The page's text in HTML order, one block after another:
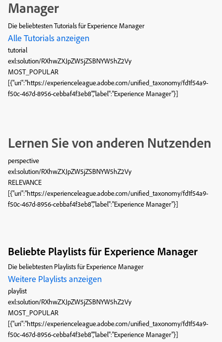
Manager
Die beliebtesten Tutorials für Experience Manager
Alle Tutorials anzeigen
tutorial
exl:solution/RXhwZXJpZW5jZSBNYW5hZ2Vy
MOST_POPULAR
[{"uri":"https://experienceleague.adobe.com/unified_taxonomy/fd1f54a9-
f50c-467d-8956-cebbaf4f3eb8","label":"Experience Manager"}]
Lernen Sie von anderen Nutzenden
perspective
exl:solution/RXhwZXJpZW5jZSBNYW5hZ2Vy
RELEVANCE
[{"uri":"https://experienceleague.adobe.com/unified_taxonomy/fd1f54a9-
f50c-467d-8956-cebbaf4f3eb8","label":"Experience Manager"}]
Beliebte Playlists für Experience Manager
Die beliebtesten Playlists für Experience Manager
Weitere Playlists anzeigen
playlist
exl:solution/RXhwZXJpZW5jZSBNYW5hZ2Vy
MOST_POPULAR
[{"uri":"https://experienceleague.adobe.com/unified_taxonomy/fd1f54a9-
f50c-467d-8956-cebbaf4f3eb8","label":"Experience Manager"}]